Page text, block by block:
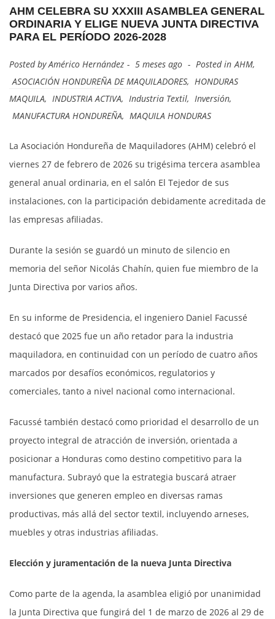
AHM CELEBRA SU XXXIII ASAMBLEA GENERAL
ORDINARIA Y ELIGE NUEVA JUNTA DIRECTIVA
PARA EL PERÍODO 2026-2028
Posted byAmérico Hernández 5 meses ago Posted in AHM,
ASOCIACIÓN HONDUREÑA DE MAQUILADORES, HONDURAS
MAQUILA, INDUSTRIA ACTIVA, Industria Textil, Inversión,
MANUFACTURA HONDUREÑA, MAQUILA HONDURAS
La Asociación Hondureña de Maquiladores (AHM) celebró el
viernes 27 de febrero de 2026 su trigésima tercera asamblea
general anual ordinaria, en el salón El Tejedor de sus
instalaciones, con la participación debidamente acreditada de
las empresas afiliadas.
Durante la sesión se guardó un minuto de silencio en
memoria del señor Nicolás Chahín, quien fue miembro de la
Junta Directiva por varios años.
En su informe de Presidencia, el ingeniero Daniel Facussé
destacó que 2025 fue un año retador para la industria
maquiladora, en continuidad con un período de cuatro años
marcados por desafíos económicos, regulatorios y
comerciales, tanto a nivel nacional como internacional.
Facussé también destacó como prioridad el desarrollo de un
proyecto integral de atracción de inversión, orientada a
posicionar a Honduras como destino competitivo para la
manufactura. Subrayó que la estrategia buscará atraer
inversiones que generen empleo en diversas ramas
productivas, más allá del sector textil, incluyendo arneses,
muebles y otras industrias afiliadas.
Elección y juramentación de la nueva Junta Directiva
Como parte de la agenda, la asamblea eligió por unanimidad
la Junta Directiva que fungirá del 1 de marzo de 2026 al 29 de